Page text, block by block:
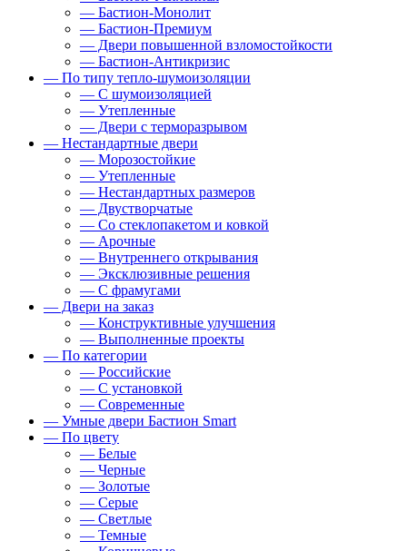
— Бастион-Монолит
— Бастион-Премиум
— Двери повышенной взломостойкости
— Бастион-Антикризис
— По типу тепло-шумоизоляции
— С шумоизоляцией
— Утепленные
— Двери с терморазрывом
— Нестандартные двери
— Морозостойкие
— Утепленные
— Нестандартных размеров
— Двустворчатые
— Со стеклопакетом и ковкой
— Арочные
— Внутреннего открывания
— Эксклюзивные решения
— С фрамугами
— Двери на заказ
— Конструктивные улучшения
— Выполненные проекты
— По категории
— Российские
— С установкой
— Современные
— Умные двери Бастион Smart
— По цвету
— Белые
— Черные
— Золотые
— Серые
— Светлые
— Темные